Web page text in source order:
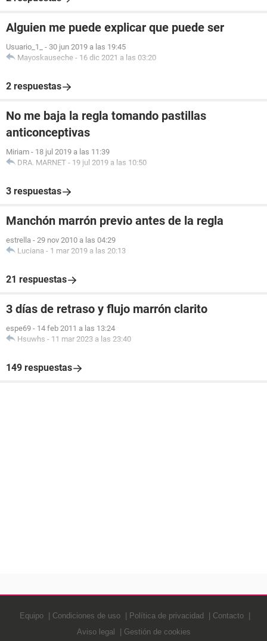
Alguien me puede explicar que puede ser
Usuario_1_ - 30 jun 2019 a las 19:45
Mayoskauseche - 16 dic 2021 a las 03:20
2 respuestas
No me baja la regla tomando pastillas
anticonceptivas
Miriam - 18 jul 2019 a las 11:39
DRA. MARNET - 19 jul 2019 a las 10:50
3 respuestas
Manchón marrón previo antes de la regla
estrella - 29 nov 2010 a las 04:29
Luciana - 1 mar 2019 a las 20:13
21 respuestas
3 días de retraso y flujo marrón clarito
espe69 - 14 feb 2011 a las 13:24
Hsuwhs - 11 mar 2023 a las 23:40
149 respuestas
Equipo Condiciones de uso Política de privacidad
Contacto
Aviso legal
Gestión de cookies